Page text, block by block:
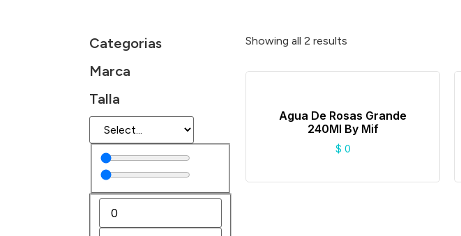
Categorias
Marca
Talla
Showing all 2 results
Agua De Rosas Grande
240Ml By Mif
$ 0